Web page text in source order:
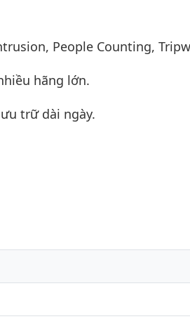
People Counting,
hãng lớn.
trữ dài ngày.